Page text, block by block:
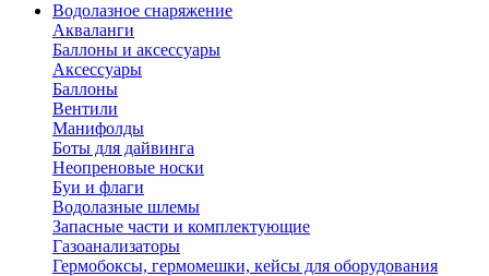
Водолазное снаряжение
Акваланги
Баллоны и аксессуары
Аксессуары
Баллоны
Вентили
Манифолды
Боты для дайвинга
Неопреновые носки
Буи и флаги
Водолазные шлемы
Запасные части и комплектующие
Газоанализаторы
Гермобоксы, гермомешки, кейсы для оборудования